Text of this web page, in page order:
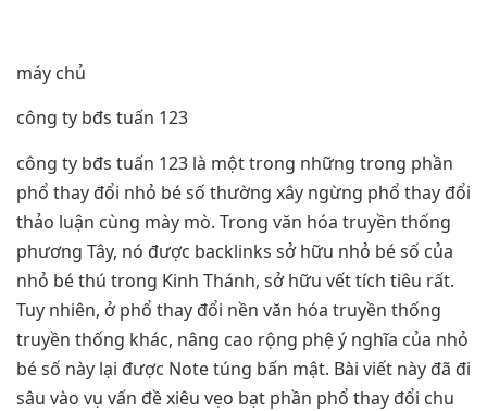
máy chủ
công ty bđs tuấn 123
công ty bđs tuấn 123 là một trong những trong phần
phổ thay đổi nhỏ bé số thường xây ngừng phổ thay đổi
thảo luận cùng mày mò. Trong văn hóa truyền thống
phương Tây, nó được backlinks sở hữu nhỏ bé số của
nhỏ bé thú trong Kinh Thánh, sở hữu vết tích tiêu rất.
Tuy nhiên, ở phổ thay đổi nền văn hóa truyền thống
truyền thống khác, nâng cao rộng phệ ý nghĩa của nhỏ
bé số này lại được Note túng bấn mật. Bài viết này đã đi
sâu vào vụ vấn đề xiêu vẹo bạt phần phổ thay đổi chu